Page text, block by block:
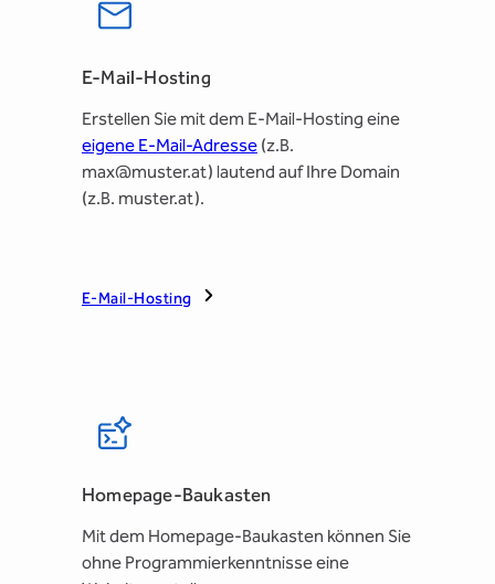
E-Mail-Hosting
Erstellen Sie mit dem E-Mail-Hosting eine
eigene E-Mail-Adresse(z.B.
max@muster.at) lautend auf Ihre Domain
(z.B. muster.at).
E-Mail-Hosting
Homepage-Baukasten
Mit dem Homepage-Baukasten können Sie
ohne Programmierkenntnisse eine